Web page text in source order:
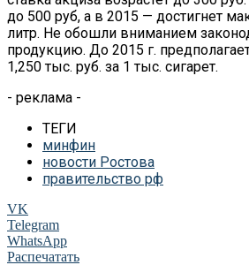
до 500 руб, а в 2015 — достигнет
литр. Не обошли вниманием
продукцию. До 2015 г.
1,250 тыс. руб. за 1 тыс. сигарет.
- реклама -
ТЕГИ
минфин
новости Ростова
правительство рф
VK
Telegram
WhatsApp
Распечатать